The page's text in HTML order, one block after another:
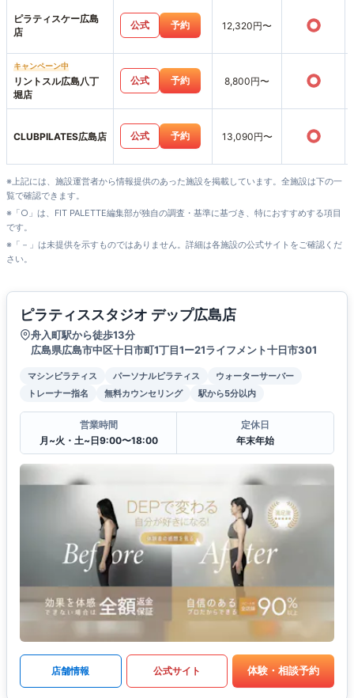
ピラティスケー広島
店
公式 予約 12,320円〜 ○
キャンペーン中
リントスル広島八丁
堀店
公式 予約 8,800円〜 ○
CLUBPILATES広島店 公式 予約 13,090円〜 ○
※上記には、施設運営者から情報提供のあった施設を掲載しています。全施設は下の一
覧で確認できます。
※「○」は、FIT PALETTE編集部が独自の調査・基準に基づき、特におすすめする項目
です。
※「－」は未提供を示すものではありません。詳細は各施設の公式サイトをご確認くだ
さい。
ピラティススタジオ デップ広島店
舟入町駅から徒歩13分
広島県広島市中区十日市町1丁目1ー21ライフメント十日市301
マシンピラティス パーソナルピラティス
ウォーターサーバー
トレーナー指名
無料カウンセリング 駅から5分以内
営業時間
月~火・土~日9:00〜18:00
定休日
年末年始
店舗情報 公式サイト 体験・相談予約